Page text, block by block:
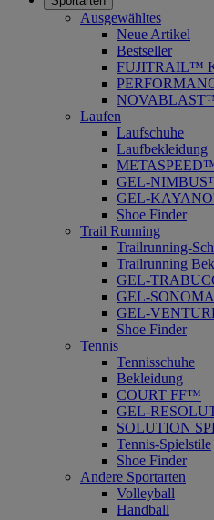
Ausgewähltes
Neue Artikel
Bestseller
FUJITRAIL™
Laufen
Laufschuhe
Laufbekleidung
GEL-
GEL-
Shoe Finder
Trail Running
Trailrunning-
Trailrunning
GEL-
GEL-
GEL-
Shoe Finder
Tennis
Tennisschuhe
Bekleidung
COURT FF™
GEL-
SOLUTION
Tennis-Spielstile
Shoe Finder
Andere Sportarten
Volleyball
Handball